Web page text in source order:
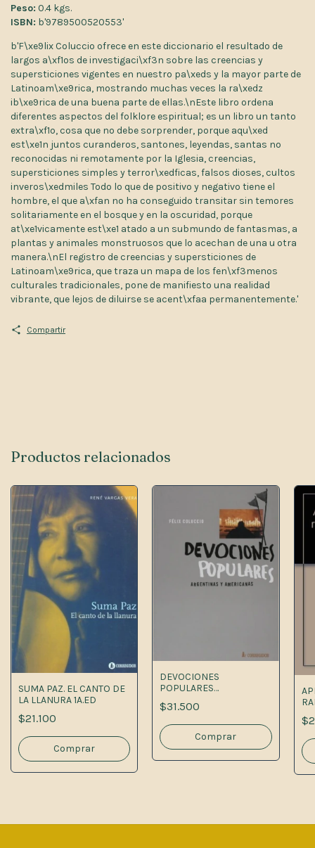
Peso: 0.4 kgs.
ISBN: b'9789500520553'
b'F\xe9lix Coluccio ofrece en este diccionario el resultado de
largos a\xf1os de investigaci\xf3n sobre las creencias y
supersticiones vigentes en nuestro pa\xeds y la mayor parte de
Latinoam\xe9rica, mostrando muchas veces la ra\xedz
ib\xe9rica de una buena parte de ellas.\nEste libro ordena
diferentes aspectos del folklore espiritual; es un libro un tanto
extra\xf1o, cosa que no debe sorprender, porque aqu\xed
est\xe1n juntos curanderos, santones, leyendas, santas no
reconocidas ni remotamente por la Iglesia, creencias,
supersticiones simples y terror\xedficas, falsos dioses, cultos
inveros\xedmiles Todo lo que de positivo y negativo tiene el
hombre, el que a\xfan no ha conseguido transitar sin temores
solitariamente en el bosque y en la oscuridad, porque
at\xe1vicamente est\xe1 atado a un submundo de fantasmas, a
plantas y animales monstruosos que lo acechan de una u otra
manera.\nEl registro de creencias y supersticiones de
Latinoam\xe9rica, que traza un mapa de los fen\xf3menos
culturales tradicionales, pone de manifiesto una realidad
vibrante, que lejos de diluirse se acent\xfaa permanentemente.'
Compartir
Productos relacionados
SUMA PAZ. EL CANTO DE
LA LLANURA 1A.ED
$21.100
DEVOCIONES
POPULARES
ARGENTINAS Y
AMERICANAS
$31.500